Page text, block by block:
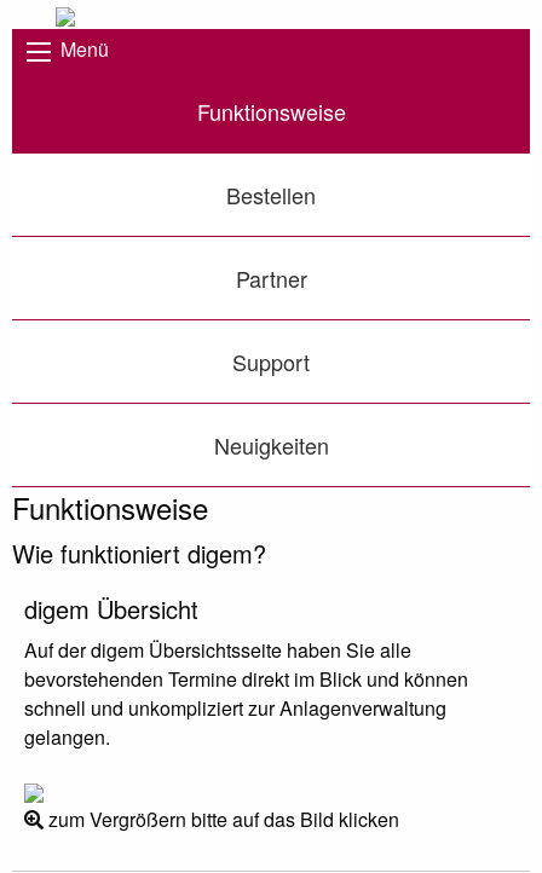
Menü
Funktionsweise
Bestellen
Partner
Support
Neuigkeiten
Funktionsweise
Wie funktioniert digem?
digem Übersicht
Auf der digem Übersichtsseite haben Sie alle
bevorstehenden Termine direkt im Blick und können
schnell und unkompliziert zur Anlagenverwaltung
gelangen.
zum Vergrößern bitte auf das Bild klicken